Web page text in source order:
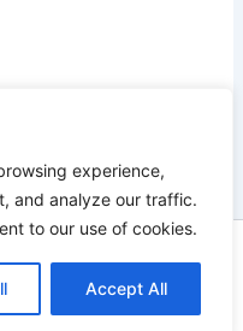
experience,
and analyze our traffic.
to our use of cookies.
Accept All
| Powered byAstra